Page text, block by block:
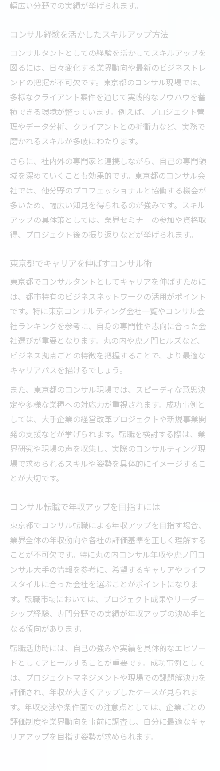
幅広い分野での実績が挙げられます。
コンサル経験を活かしたスキルアップ方法
コンサルタントとしての経験を活かしてスキルアップを
図るには、日々変化する業界動向や最新のビジネストレ
ンドの把握が不可欠です。東京都のコンサル現場では、
多様なクライアント案件を通じて実践的なノウハウを蓄
積できる環境が整っています。例えば、プロジェクト管
理やデータ分析、クライアントとの折衝力など、実務で
磨かれるスキルが多岐にわたります。
さらに、社内外の専門家と連携しながら、自己の専門領
域を深めていくことも効果的です。東京都のコンサル会
社では、他分野のプロフェッショナルと協働する機会が
多いため、幅広い知見を得られるのが強みです。スキル
アップの具体策としては、業界セミナーの参加や資格取
得、プロジェクト後の振り返りなどが挙げられます。
東京都でキャリアを伸ばすコンサル術
東京都でコンサルタントとしてキャリアを伸ばすために
は、都市特有のビジネスネットワークの活用がポイント
です。特に東京コンサルティング会社一覧やコンサル会
社ランキングを参考に、自身の専門性や志向に合った会
社選びが重要となります。丸の内や虎ノ門ヒルズなど、
ビジネス拠点ごとの特徴を把握することで、より最適な
キャリアパスを描けるでしょう。
また、東京都のコンサル現場では、スピーディな意思決
定や多様な業種への対応力が重視されます。成功事例と
しては、大手企業の経営改革プロジェクトや新規事業開
発の支援などが挙げられます。転職を検討する際は、業
界研究や現場の声を収集し、実際のコンサルティング現
場で求められるスキルや姿勢を具体的にイメージするこ
とが大切です。
コンサル転職で年収アップを目指すには
東京都でコンサル転職による年収アップを目指す場合、
業界全体の年収動向や各社の評価基準を正しく理解する
ことが不可欠です。特に丸の内コンサル年収や虎ノ門コ
ンサル大手の情報を参考に、希望するキャリアやライフ
スタイルに合った会社を選ぶことがポイントになりま
す。転職市場においては、プロジェクト成果やリーダー
シップ経験、専門分野での実績が年収アップの決め手と
なる傾向があります。
転職活動時には、自己の強みや実績を具体的なエピソー
ドとしてアピールすることが重要です。成功事例として
は、プロジェクトマネジメントや現場での課題解決力を
評価され、年収が大きくアップしたケースが見られま
す。年収交渉や条件面での注意点としては、企業ごとの
評価制度や業界動向を事前に調査し、自分に最適なキャ
リアアップを目指す姿勢が求められます。